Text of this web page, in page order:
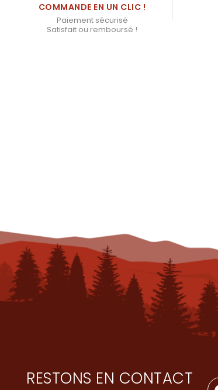
COMMANDE EN UN CLIC !
Paiement sécurisé
Satisfait ou remboursé !
RESTONS EN CONTACT